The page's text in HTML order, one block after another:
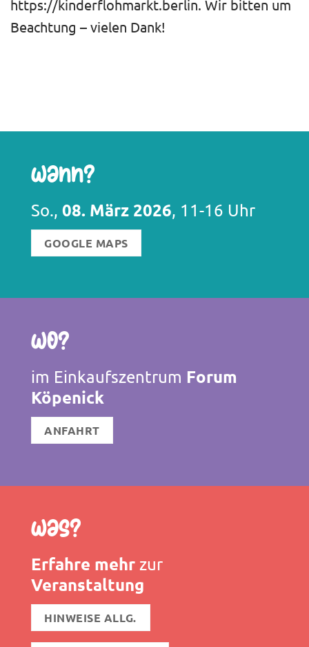
https://kinderflohmarkt.berlin. Wir bitten um
Beachtung – vielen Dank!
Wann?
So., 08. März 2026, 11-16 Uhr
GOOGLE MAPS
Wo?
im Einkaufszentrum Forum
Köpenick
ANFAHRT
Was?
Erfahre mehrzur
Veranstaltung
HINWEISE ALLG.